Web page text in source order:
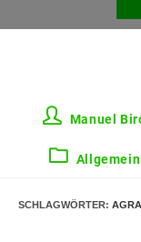
Manuel
Allgemein
SCHLAGWÖRTER: